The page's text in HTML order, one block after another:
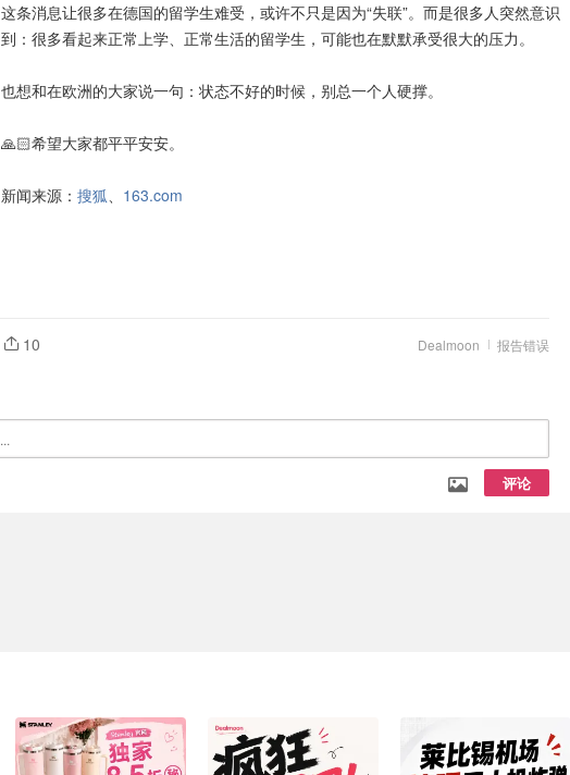
这条消息让很多在德国的留学生难受，或许不只是因为“失联”。而是很多人突然意识
到：很多看起来正常上学、正常生活的留学生，可能也在默默承受很大的压力。
也想和在欧洲的大家说一句：状态不好的时候，别总一个人硬撑。
🙏🏻希望大家都平平安安。
新闻来源： 搜狐、 163.com
报告错误
Dealmoon
10
评论